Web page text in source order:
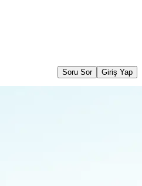
Soru Sor Giriş Yap